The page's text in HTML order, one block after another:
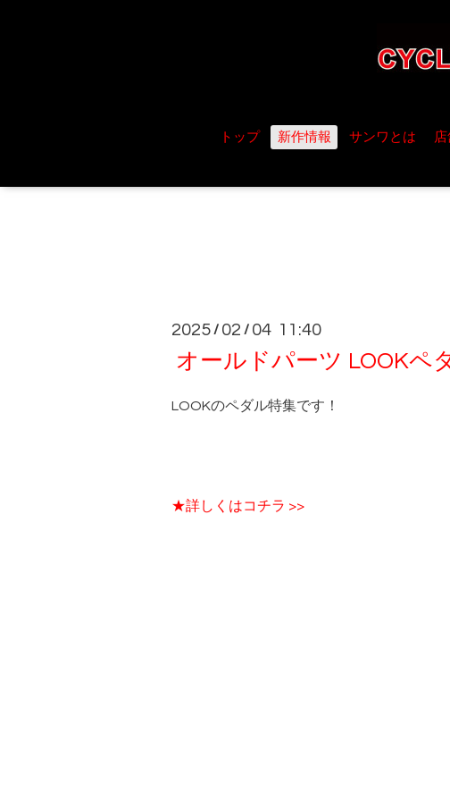
トップ 新作情報 サンワとは
2025 / 02 / 04 11:40
オールドパーツ LOOKペ
LOOKのペダル特集です！
★詳しくはコチラ >>